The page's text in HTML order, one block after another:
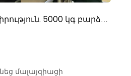
մալայզիացի